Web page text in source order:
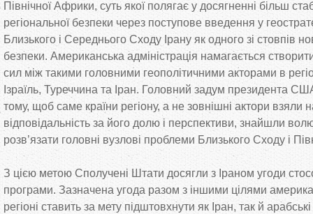
Північної Африки, суть якої полягає у досягненні більш
регіональної безпеки через поступове введення у
Близького і Середнього Сходу Ірану як одного зі стовпів
безпеки. Американська адміністрація намагається
сил між такими головними геополітичними акторами в
Ізраїль, Туреччина та Іран. Головний задум президента
тому, щоб саме країни регіону, а не зовнішні актори взяли
відповідальність за його долю і перспективи, знайшли
розв’язати головні вузлові проблеми Близького Сходу і
З цією метою Сполучені Штати досягли з Іраном угоди
програми. Зазначена угода разом з іншими цілями
регіоні ставить за мету підштовхнути як Іран, так й